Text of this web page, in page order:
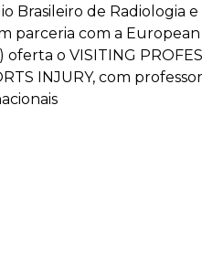
Brasileiro de Radiologia
parceria com a
oferta o VISITING
INJURY, com